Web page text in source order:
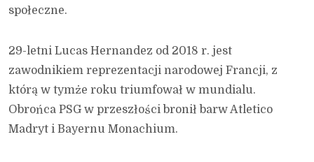
społeczne.
29-letni Lucas Hernandez od 2018 r. jest
zawodnikiem reprezentacji narodowej Francji, z
którą w tymże roku triumfował w mundialu.
Obrońca PSG w przeszłości bronił barw Atletico
Madryt i Bayernu Monachium.